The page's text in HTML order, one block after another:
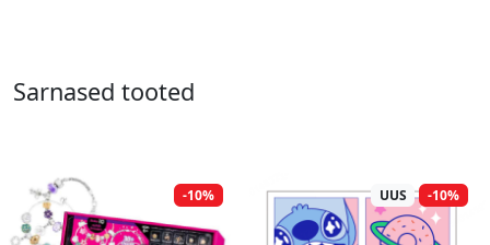
Sarnased tooted
-10% UUS -10%